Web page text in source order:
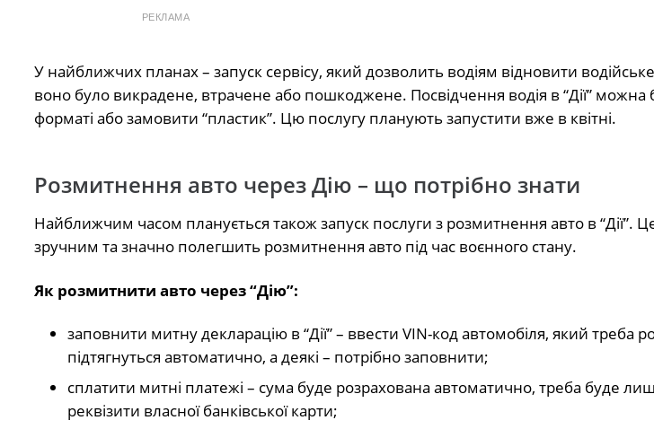
РЕКЛАМА
У найближчих планах – запуск сервісу, який дозволить водіям відновити
воно було викрадене, втрачене або пошкоджене. Посвідчення водія в “Дії”
форматі або замовити “пластик”. Цю послугу планують запустити вже в квітні.
Розмитнення авто через Дію – що потрібно знати
Найближчим часом планується також запуск послуги з розмитнення авто в “Дії”.
зручним та значно полегшить розмитнення авто під час воєнного стану.
Як розмитнити авто через “Дію”:
заповнити митну декларацію в “Дії” – ввести VIN-код автомобіля, який треба
підтягнуться автоматично, а деякі – потрібно заповнити;
сплатити митні платежі – сума буде розрахована автоматично, треба буде
реквізити власної банківської карти;